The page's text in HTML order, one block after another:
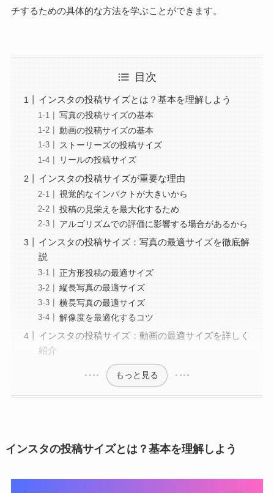
チするための具体的な方法を学ぶことができます。
目次
インスタの投稿サイズとは？基本を理解しよう
写真の投稿サイズの基本
動画の投稿サイズの基本
ストーリーズの投稿サイズ
リールの投稿サイズ
インスタの投稿サイズが重要な理由
視覚的なインパクトが大きいから
投稿の見栄えを最大化するため
アルゴリズムでの評価に影響する場合があるから
インスタの投稿サイズ：写真の最適サイズを徹底解
説
正方形投稿の最適サイズ
縦長写真の最適サイズ
横長写真の最適サイズ
解像度を最適化するコツ
インスタの投稿サイズ：動画の最適サイズを詳しく
紹介
もっと見る
インスタの投稿サイズとは？基本を理解しよう